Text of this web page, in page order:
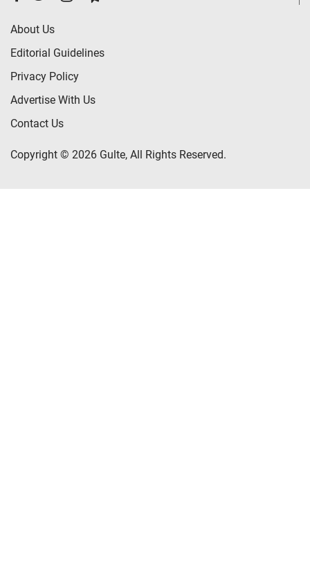
About Us
Editorial Guidelines
Privacy Policy
Advertise With Us
Contact Us
Copyright © 2026 Gulte, All Rights Reserved.